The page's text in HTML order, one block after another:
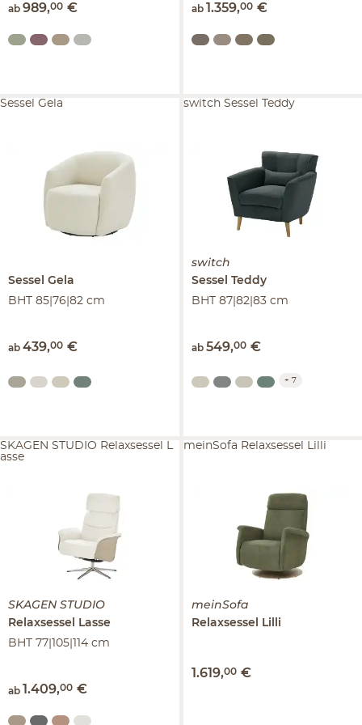
ab 989,00 € ab 1.359,00 €
Sessel Gela
BHT 85|76|82 cm
ab 439,00 €
Sessel Gela
switch
Sessel Teddy
BHT 87|82|83 cm
ab 549,00 €
switch Sessel Teddy
+ 7
SKAGEN STUDIO
Relaxsessel
Lasse
BHT 77|105|114 cm
ab 1.409,00 €
SKAGEN STUDIO Relaxsessel L
asse
meinSofa
Relaxsessel Lilli
1.619,00 €
meinSofa Relaxsessel Lilli